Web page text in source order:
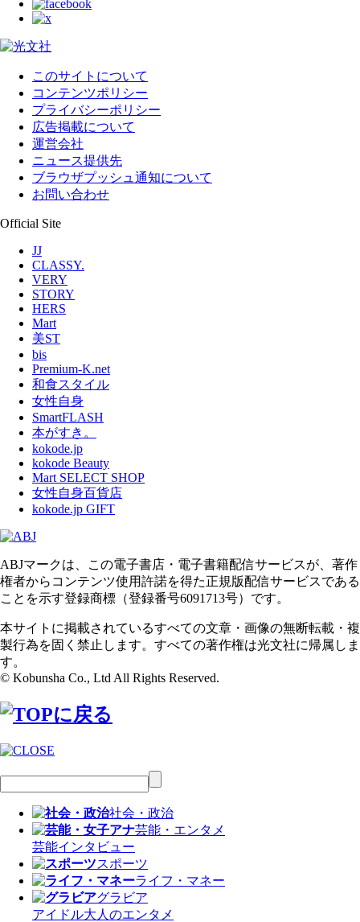
このサイトについて
コンテンツポリシー
プライバシーポリシー
広告掲載について
運営会社
ニュース提供先
ブラウザプッシュ通知について
お問い合わせ
Official Site
JJ
CLASSY.
VERY
STORY
HERS
Mart
美ST
bis
Premium-K.net
和食スタイル
女性自身
SmartFLASH
本がすき。
kokode.jp
kokode Beauty
Mart SELECT SHOP
女性自身百貨店
kokode.jp GIFT
ABJマークは、この電子書店・電子書籍配信サービスが、著作
権者からコンテンツ使用許諾を得た正規版配信サービスである
ことを示す登録商標（登録番号6091713号）です。
本サイトに掲載されているすべての文章・画像の無断転載・複
製行為を固く禁止します。すべての著作権は光文社に帰属しま
す。
© Kobunsha Co., Ltd All Rights Reserved.
社会・政治
芸能・エンタメ
芸能インタビュー
スポーツ
ライフ・マネー
グラビア
アイドル大人のエンタメ